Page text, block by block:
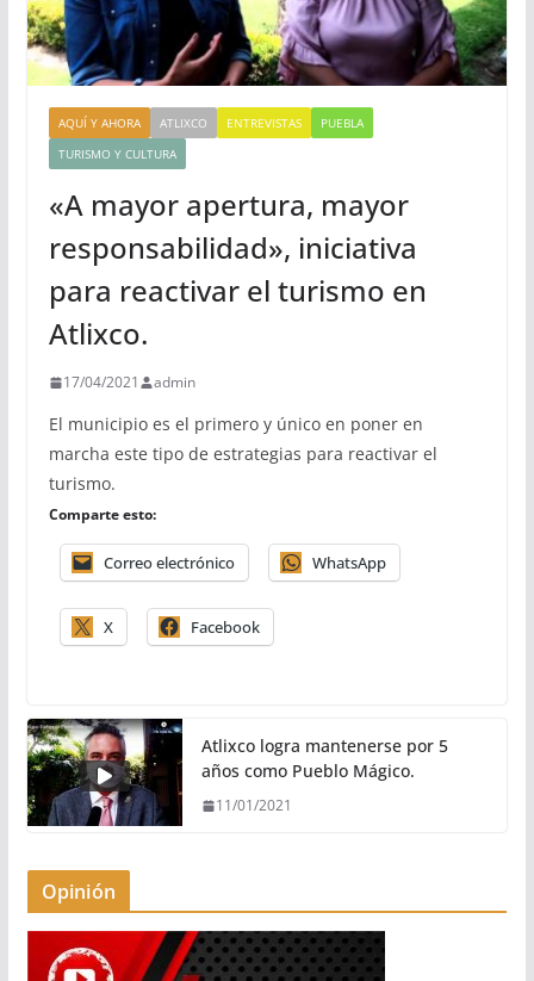
AQUÍ Y AHORA ATLIXCO ENTREVISTAS
PUEBLA
TURISMO Y CULTURA
«A mayor apertura, mayor
responsabilidad», iniciativa
para reactivar el turismo en
Atlixco.
17/04/2021 admin
El municipio es el primero y único en poner en
marcha este tipo de estrategias para reactivar el
turismo.
Comparte esto:
Correo electrónico WhatsApp
X Facebook
Atlixco logra mantenerse por 5
años como Pueblo Mágico.
11/01/2021
Opinión